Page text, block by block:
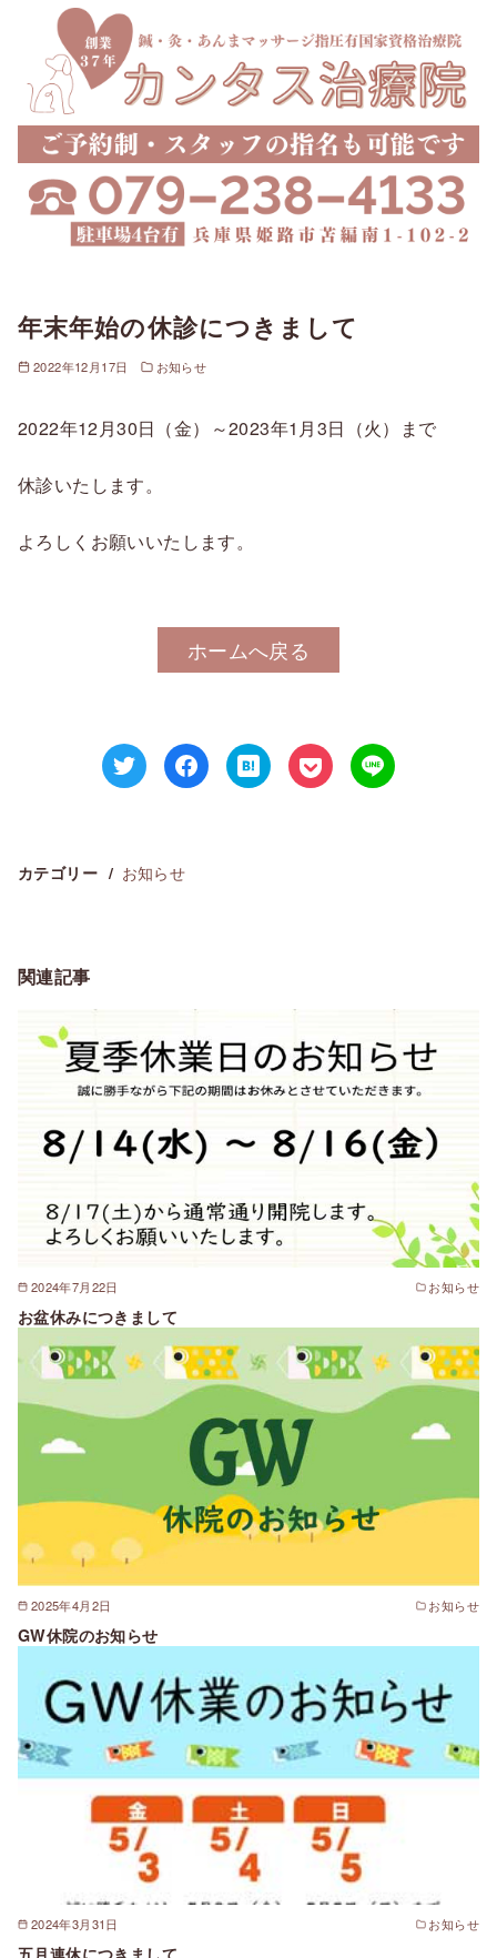
年末年始の休診につきまして
2022年12月17日 お知らせ
2022年12月30日（金）～2023年1月3日（火）まで
休診いたします。
よろしくお願いいたします。
ホームへ戻る
カテゴリー お知らせ
関連記事
2024年7月22日 お知らせ
お盆休みにつきまして
2025年4月2日 お知らせ
GW休院のお知らせ
2024年3月31日 お知らせ